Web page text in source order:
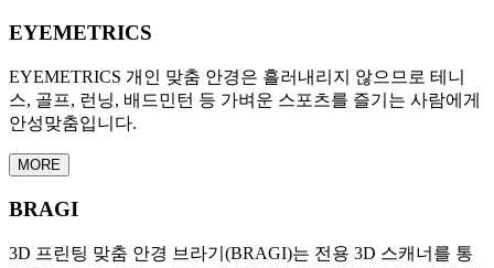
EYEMETRICS
EYEMETRICS 개인 맞춤 안경은 흘러내리지 않으므로 테니
스, 골프, 런닝, 배드민턴 등 가벼운 스포츠를 즐기는 사람에게
안성맞춤입니다.
MORE
BRAGI
3D 프린팅 맞춤 안경 브라기(BRAGI)는 전용 3D 스캐너를 통